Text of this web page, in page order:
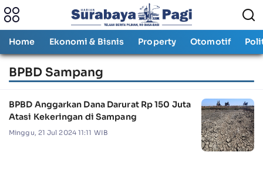
Home Ekonomi & Bisnis Property Otomotif
BPBD Sampang
BPBD Anggarkan Dana Darurat Rp 150 Juta
Atasi Kekeringan di Sampang
Minggu, 21 Jul 2024 11:11 WIB